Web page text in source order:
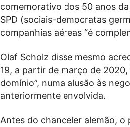
comemorativo dos 50 anos
SPD (sociais-democratas
companhias aéreas “é
Olaf Scholz disse mesmo
19, a partir de março de
domínio”, numa alusão às
anteriormente envolvida.
Antes do chanceler alemão,